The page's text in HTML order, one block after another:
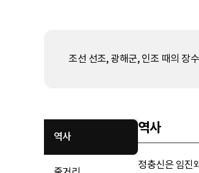
조선 선조, 광해군, 인조 때의 장
역사
역사
정충신은 임진